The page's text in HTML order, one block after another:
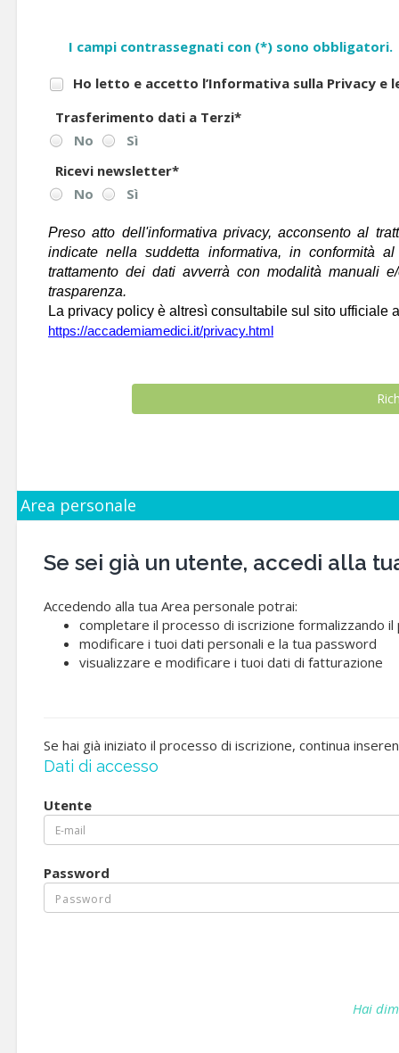
I campi contrassegnati con (*) sono obbligatori.
Ho letto e accetto l’Informativa sulla Privacy e
Trasferimento dati a Terzi*
No
Sì
Ricevi newsletter*
No
Sì
Preso atto dell'informativa privacy, acconsento al
indicate nella suddetta informativa, in conformità
trattamento dei dati avverrà con modalità manuali
trasparenza.
La privacy policy è altresì consultabile sul sito ufficiale
https://accademiamedici.it/privacy.html
Area personale
Se sei già un utente, accedi alla tua
Accedendo alla tua Area personale potrai:
completare il processo di iscrizione formalizzando
modificare i tuoi dati personali e la tua password
visualizzare e modificare i tuoi dati di fatturazione
Se hai già iniziato il processo di iscrizione, continua
Dati di accesso
Utente
Password
Hai